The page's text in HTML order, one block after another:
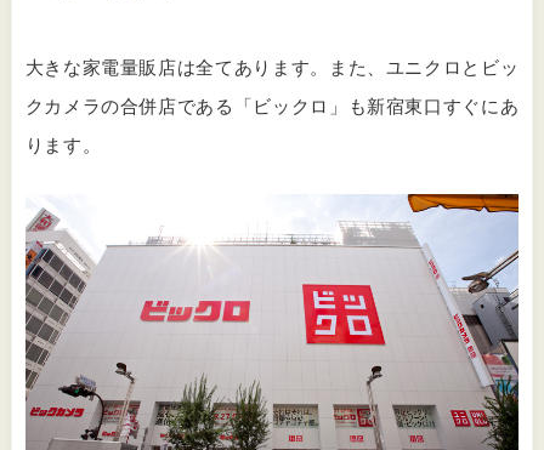
大きな家電量販店は全てあります。また、ユニクロとビッ
クカメラの合併店である「ビックロ」も新宿東口すぐにあ
ります。